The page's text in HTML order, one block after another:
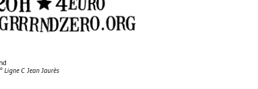
Ligne C Jean Jaurès